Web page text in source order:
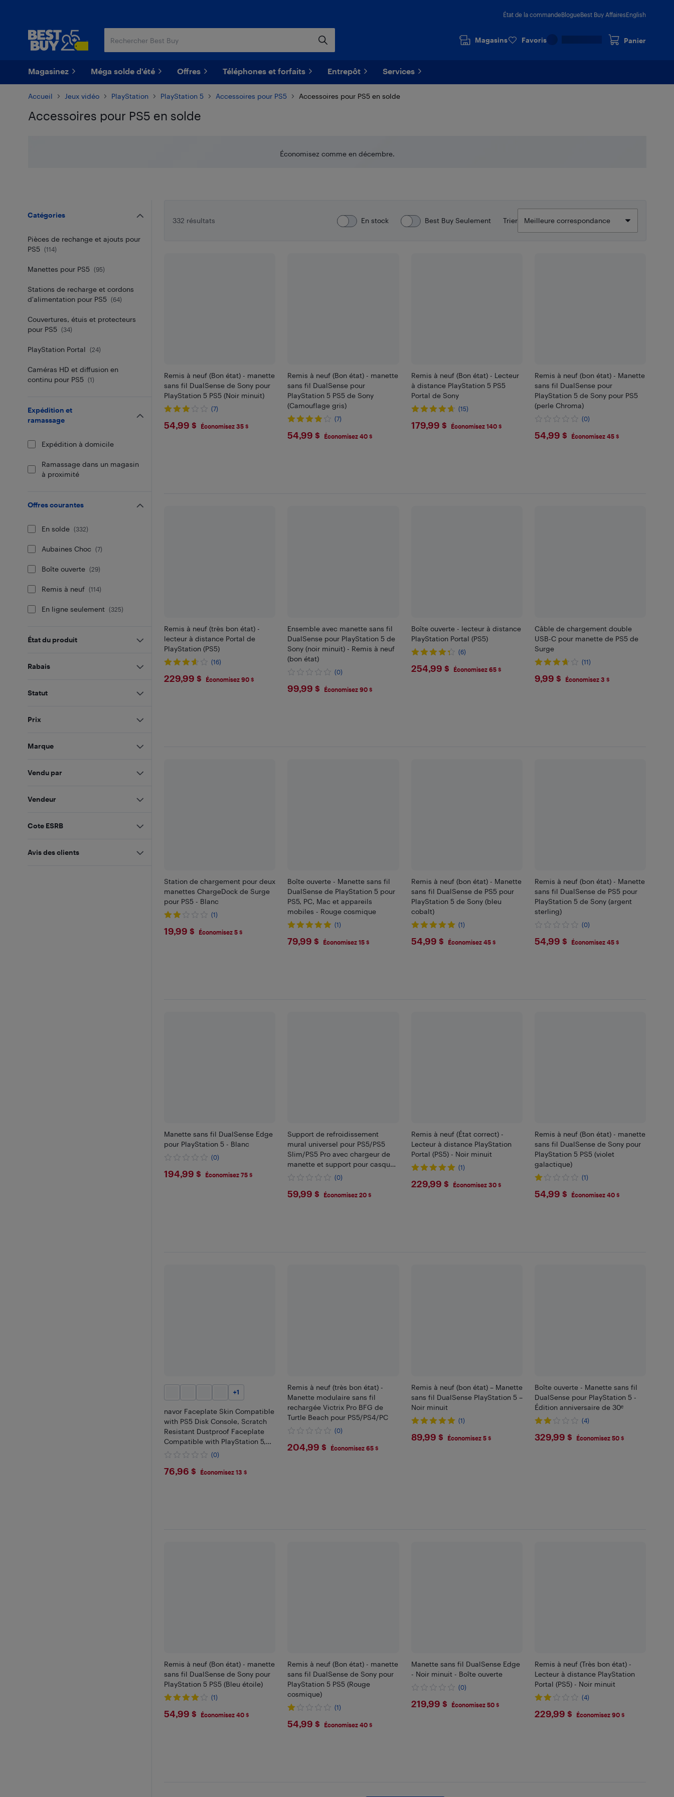
État de la commandeBlogueBest Buy AffairesEnglish
Magasins Favoris Panier
Magasinez Méga solde d'été Offres Téléphones et forfaits Entrepôt Services
Accueil Jeux vidéo PlayStation PlayStation 5 Accessoires pour PS5 Accessoires pour PS5 en solde
Accessoires pour PS5 en solde
Économisez comme en décembre.
332 résultats En stock Best Buy Seulement Trier
Remis à neuf (Bon état) - manette
sans fil DualSense de Sony pour
PlayStation 5 PS5 (Noir minuit)
(7)
$54.99
54,99 $ Économisez 35 $
Remis à neuf (Bon état) - manette
sans fil DualSense pour
PlayStation 5 PS5 de Sony
(Camouflage gris)
(7)
$54.99
54,99 $ Économisez 40 $
Remis à neuf (Bon état) - Lecteur
à distance PlayStation 5 PS5
Portal de Sony
(15)
$179.99
179,99 $ Économisez 140 $
Remis à neuf (bon état) - Manette
sans fil DualSense pour
PlayStation 5 de Sony pour PS5
(perle Chroma)
(0)
$54.99
54,99 $ Économisez 45 $
Remis à neuf (très bon état) -
lecteur à distance Portal de
PlayStation (PS5)
(16)
$229.99
229,99 $ Économisez 90 $
Ensemble avec manette sans fil
DualSense pour PlayStation 5 de
Sony (noir minuit) - Remis à neuf
(bon état)
(0)
$99.99
99,99 $ Économisez 90 $
Boîte ouverte - lecteur à distance
PlayStation Portal (PS5)
(6)
$254.99
254,99 $ Économisez 65 $
Câble de chargement double
USB-C pour manette de PS5 de
Surge
(11)
$9.99
9,99 $ Économisez 3 $
Station de chargement pour deux
manettes ChargeDock de Surge
pour PS5 - Blanc
(1)
$19.99
19,99 $ Économisez 5 $
Boîte ouverte - Manette sans fil
DualSense de PlayStation 5 pour
PS5, PC, Mac et appareils
mobiles - Rouge cosmique
(1)
$79.99
79,99 $ Économisez 15 $
Remis à neuf (bon état) - Manette
sans fil DualSense de PS5 pour
PlayStation 5 de Sony (bleu
cobalt)
(1)
$54.99
54,99 $ Économisez 45 $
Remis à neuf (bon état) - Manette
sans fil DualSense de PS5 pour
PlayStation 5 de Sony (argent
sterling)
(0)
$54.99
54,99 $ Économisez 45 $
Manette sans fil DualSense Edge
pour PlayStation 5 - Blanc
(0)
$194.99
194,99 $ Économisez 75 $
Support de refroidissement
mural universel pour PS5/PS5
Slim/PS5 Pro avec chargeur de
manette et support pour casque
d'écoute
(0)
$59.99
59,99 $ Économisez 20 $
Remis à neuf (État correct) -
Lecteur à distance PlayStation
Portal (PS5) - Noir minuit
(1)
$229.99
229,99 $ Économisez 30 $
Remis à neuf (Bon état) - manette
sans fil DualSense de Sony pour
PlayStation 5 PS5 (violet
galactique)
(1)
$54.99
54,99 $ Économisez 40 $
+1
navor Faceplate Skin Compatible
with PS5 Disk Console, Scratch
Resistant Dustproof Faceplate
Compatible with PlayStation 5,
Hard ABS Shockproof Cover
(0)
$76.96
76,96 $ Économisez 13 $
Remis à neuf (très bon état) -
Manette modulaire sans fil
rechargée Victrix Pro BFG de
Turtle Beach pour PS5/PS4/PC
(0)
$204.99
204,99 $ Économisez 65 $
Remis à neuf (bon état) – Manette
sans fil DualSense PlayStation 5 –
Noir minuit
(1)
$89.99
89,99 $ Économisez 5 $
Boîte ouverte - Manette sans fil
DualSense pour PlayStation 5 -
Édition anniversaire de 30ᵉ
(4)
$329.99
329,99 $ Économisez 50 $
Remis à neuf (Bon état) - manette
sans fil DualSense de Sony pour
PlayStation 5 PS5 (Bleu étoile)
(1)
$54.99
54,99 $ Économisez 40 $
Remis à neuf (Bon état) - manette
sans fil DualSense de Sony pour
PlayStation 5 PS5 (Rouge
cosmique)
(1)
$54.99
54,99 $ Économisez 40 $
Manette sans fil DualSense Edge
- Noir minuit - Boîte ouverte
(0)
$219.99
219,99 $ Économisez 50 $
Remis à neuf (Très bon état) -
Lecteur à distance PlayStation
Portal (PS5) - Noir minuit
(4)
$229.99
229,99 $ Économisez 90 $
Catégories
Pièces de rechange et ajouts pour
PS5
(114)
Manettes pour PS5 (95)
Stations de recharge et cordons
d'alimentation pour PS5
(64)
Couvertures, étuis et protecteurs
pour PS5
(34)
PlayStation Portal (24)
Caméras HD et diffusion en
continu pour PS5
(1)
Expédition et
ramassage
Expédition à domicile
Ramassage dans un magasin
à proximité
Offres courantes
En solde (332)
Aubaines Choc (7)
Boîte ouverte (29)
Remis à neuf (114)
En ligne seulement (325)
État du produit
Rabais
Statut
Prix
Marque
Vendu par
Vendeur
Cote ESRB
Avis des clients